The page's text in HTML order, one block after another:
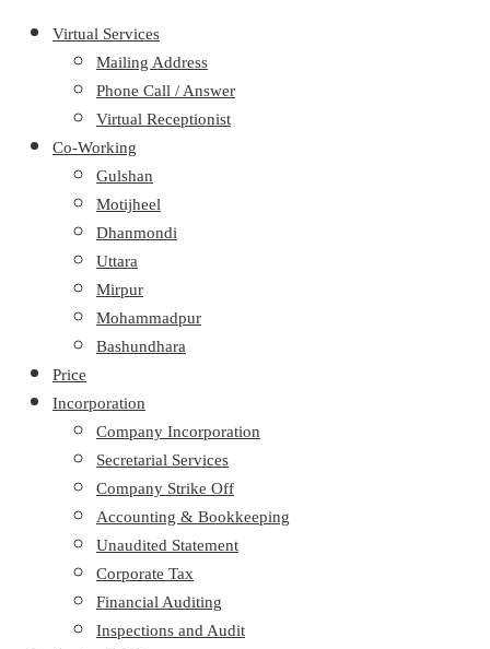
Virtual Services
Mailing Address
Phone Call / Answer
Virtual Receptionist
Co-Working
Gulshan
Motijheel
Dhanmondi
Uttara
Mirpur
Mohammadpur
Bashundhara
Price
Incorporation
Company Incorporation
Secretarial Services
Company Strike Off
Accounting & Bookkeeping
Unaudited Statement
Corporate Tax
Financial Auditing
Inspections and Audit